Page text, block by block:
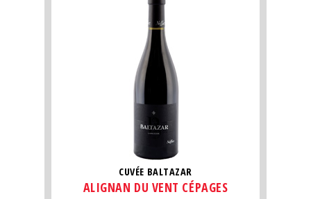
CUVÉE BALTAZAR
ALIGNAN DU VENT CÉPAGES